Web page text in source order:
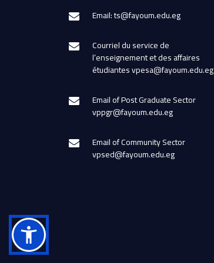
Email: ts@fayoum.edu.eg
Courriel du service de
l’enseignement et des affaires
étudiantes vpesa@fayoum.edu.eg
Email of Post Graduate Sector
vppgr@fayoum.edu.eg
Email of Community Sector
vpsed@fayoum.edu.eg